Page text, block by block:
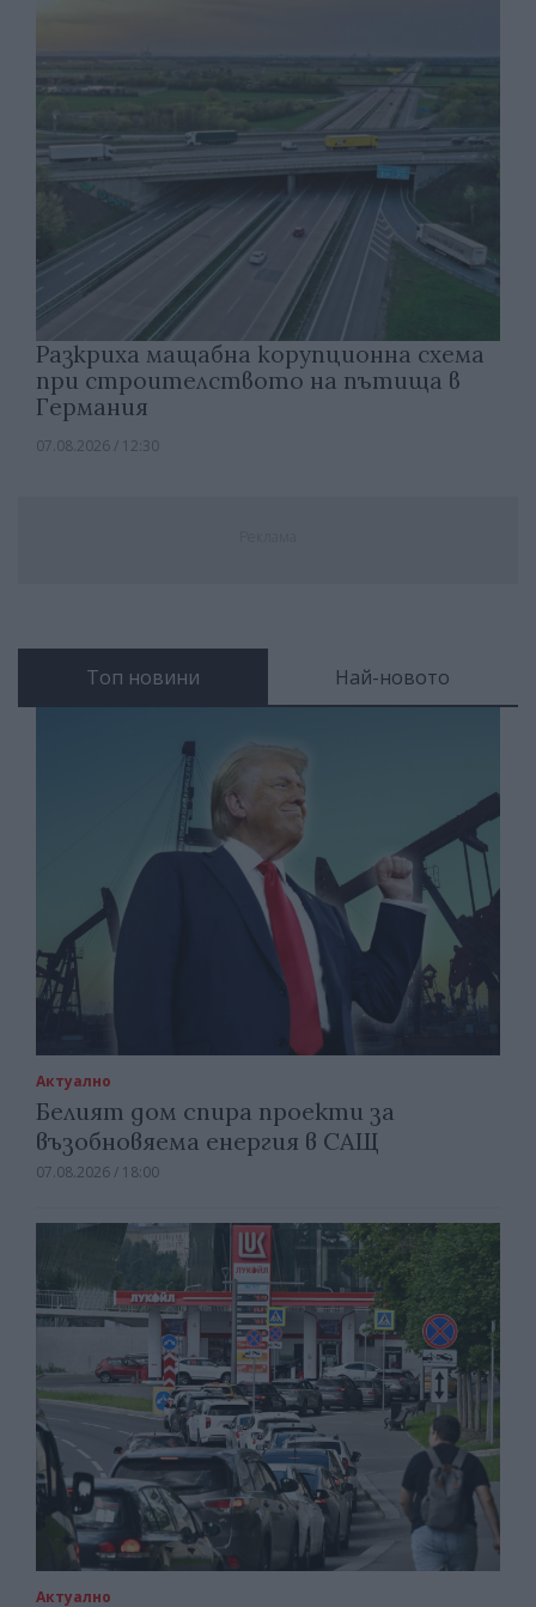
Разкриха мащабна корупционна схема
при строителството на пътища в
Германия
07.08.2026 / 12:30
Топ новини Най-новото
Актуално
Белият дом спира проекти за
възобновяема енергия в САЩ
07.08.2026 / 18:00
Актуално